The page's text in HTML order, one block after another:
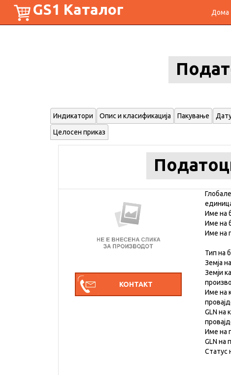
GS1 Каталог Дома
Индикатори Опис и класификација Пакување
Целосен приказ
Име на
Име на
Име на
Тип на
Земја
Земји
Име на
GLN на
Име на
GLN на
Статус